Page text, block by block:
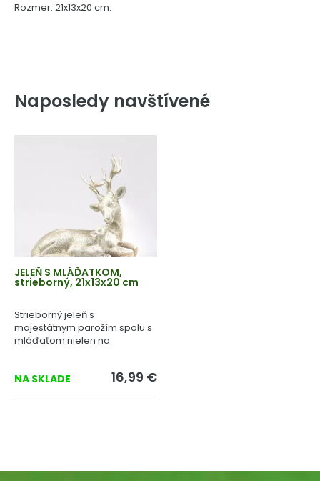
Rozmer: 21x13x20 cm.
Naposledy navštívené
JELEŇ S MLÁĎATKOM,
strieborný, 21x13x20 cm
Strieborný jeleň s
majestátnym parožím spolu s
mláďaťom nielen na
NA SKLADE 16,99 €